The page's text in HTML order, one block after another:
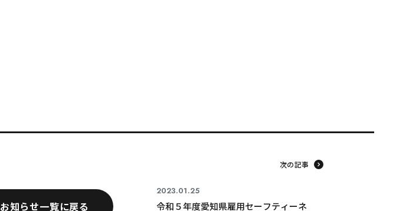
次の記事
2023.01.25
令和５年度愛知県雇用セーフティーネ
お知らせ一覧に戻る